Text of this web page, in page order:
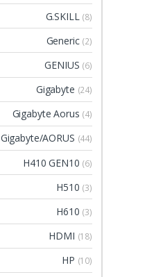
G.SKILL (8)
Generic (2)
GENIUS (6)
Gigabyte (24)
Gigabyte Aorus (4)
Gigabyte/AORUS (44)
H410 GEN10 (6)
H510 (3)
H610 (3)
HDMI (18)
HP (10)